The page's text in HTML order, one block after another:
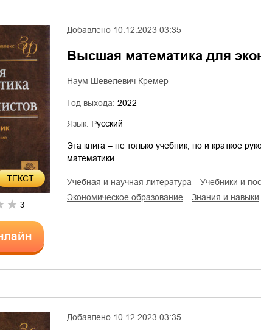
ТЕКСТ
3
Добавлено 10.12.2023 03:35
Высшая математика для
Наум Шевелевич Кремер
Год выхода: 2022
Язык: Русский
Эта книга – не только учебник, но и краткое
математики…
учебная и научная литература учебники и
экономическое образование
знания и навыки
Добавлено 10.12.2023 03:35